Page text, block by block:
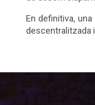
En definitiva,
descentralitzada